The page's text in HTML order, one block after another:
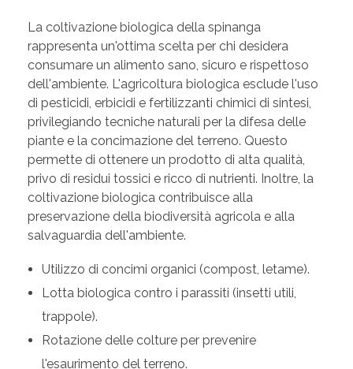
La coltivazione biologica della spinanga
rappresenta un'ottima scelta per chi desidera
consumare un alimento sano, sicuro e rispettoso
dell'ambiente. L'agricoltura biologica esclude l'uso
di pesticidi, erbicidi e fertilizzanti chimici di sintesi,
privilegiando tecniche naturali per la difesa delle
piante e la concimazione del terreno. Questo
permette di ottenere un prodotto di alta qualità,
privo di residui tossici e ricco di nutrienti. Inoltre, la
coltivazione biologica contribuisce alla
preservazione della biodiversità agricola e alla
salvaguardia dell'ambiente.
Utilizzo di concimi organici (compost, letame).
Lotta biologica contro i parassiti (insetti utili,
trappole).
Rotazione delle colture per prevenire
l'esaurimento del terreno.